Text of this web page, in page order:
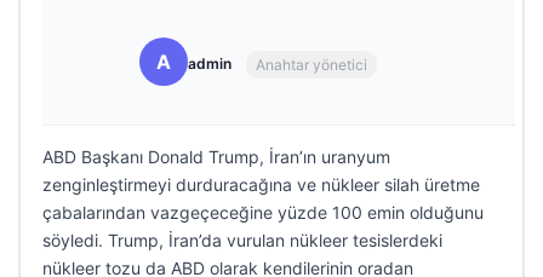
A admin Anahtar yönetici
ABD Başkanı Donald Trump, İran’ın uranyum
zenginleştirmeyi durduracağına ve nükleer silah üretme
çabalarından vazgeçeceğine yüzde 100 emin olduğunu
söyledi. Trump, İran’da vurulan nükleer tesislerdeki
nükleer tozu da ABD olarak kendilerinin oradan